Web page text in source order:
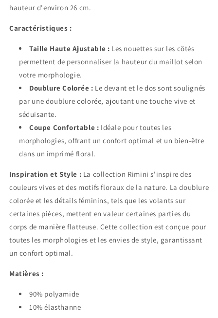
hauteur d'environ 26 cm.
Caractéristiques :
Taille Haute Ajustable : Les nouettes sur les côtés
permettent de personnaliser la hauteur du maillot selon
votre morphologie.
Doublure Colorée : Le devant et le dos sont soulignés
par une doublure colorée, ajoutant une touche vive et
séduisante.
Coupe Confortable : Idéale pour toutes les
morphologies, offrant un confort optimal et un bien-être
dans un imprimé floral.
Inspiration et Style : La collection Rimini s'inspire des
couleurs vives et des motifs floraux de la nature. La doublure
colorée et les détails féminins, tels que les volants sur
certaines pièces, mettent en valeur certaines parties du
corps de manière flatteuse. Cette collection est conçue pour
toutes les morphologies et les envies de style, garantissant
un confort optimal.
Matières :
90% polyamide
10% élasthanne